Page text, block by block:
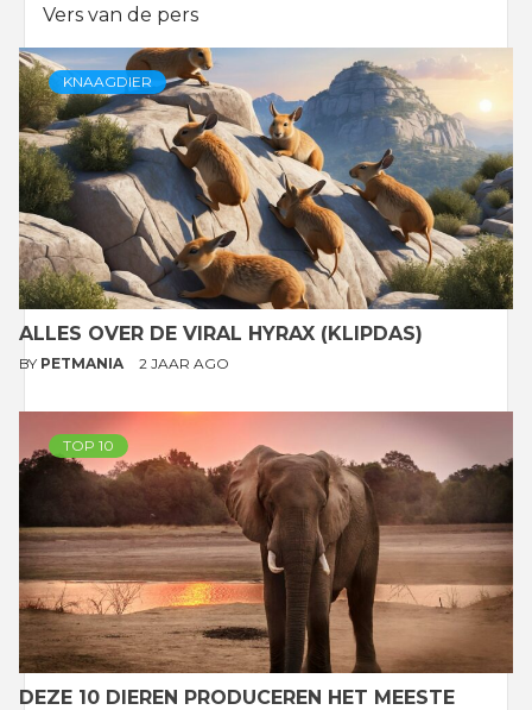
Vers van de pers
KNAAGDIER
ALLES OVER DE VIRAL HYRAX (KLIPDAS)
BY PETMANIA 2 JAAR AGO
TOP 10
DEZE 10 DIEREN PRODUCEREN HET MEESTE